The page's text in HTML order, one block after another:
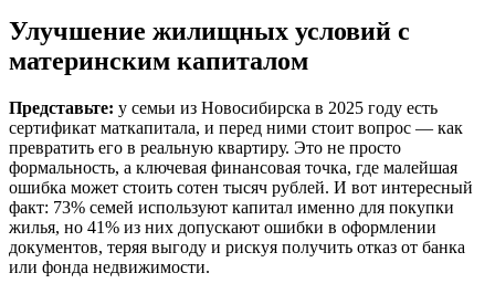
Улучшение жилищных условий с
материнским капиталом
Представьте: у семьи из Новосибирска в 2025 году есть
сертификат маткапитала, и перед ними стоит вопрос — как
превратить его в реальную квартиру. Это не просто
формальность, а ключевая финансовая точка, где малейшая
ошибка может стоить сотен тысяч рублей. И вот интересный
факт: 73% семей используют капитал именно для покупки
жилья, но 41% из них допускают ошибки в оформлении
документов, теряя выгоду и рискуя получить отказ от банка
или фонда недвижимости.